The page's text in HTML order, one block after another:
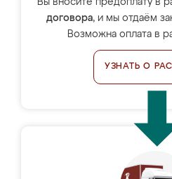
Вы вносите предоплату в
договора, и мы отдаём
Возможна оплата в
УЗНАТЬ О